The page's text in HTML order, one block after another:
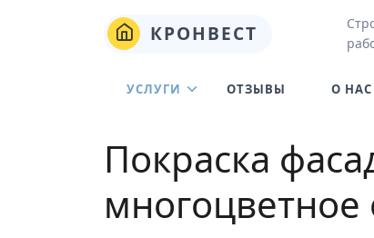
КРОНВЕСТ
УСЛУГИ ОТЗЫВЫ О НАС
Покраска